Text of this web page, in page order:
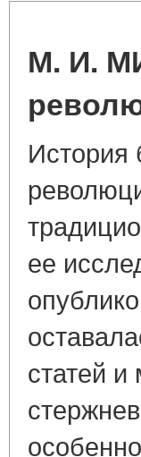
М. И.
История
ее
статей